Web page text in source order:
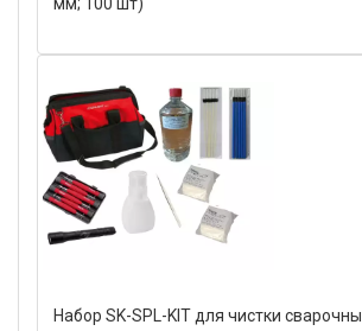
Набор SK-SPL-KIT для чистки